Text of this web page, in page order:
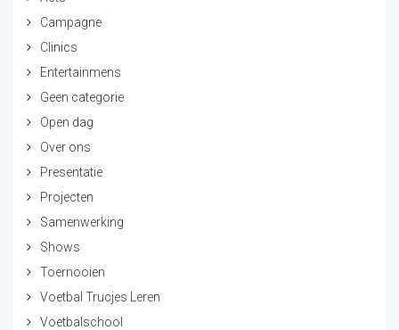
Campagne
Clinics
Entertainmens
Geen categorie
Open dag
Over ons
Presentatie
Projecten
Samenwerking
Shows
Toernooien
Voetbal Trucjes Leren
Voetbalschool